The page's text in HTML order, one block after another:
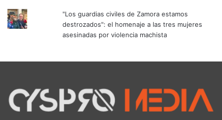
"Los guardias civiles de Zamora estamos
destrozados": el homenaje a las tres mujeres
asesinadas por violencia machista